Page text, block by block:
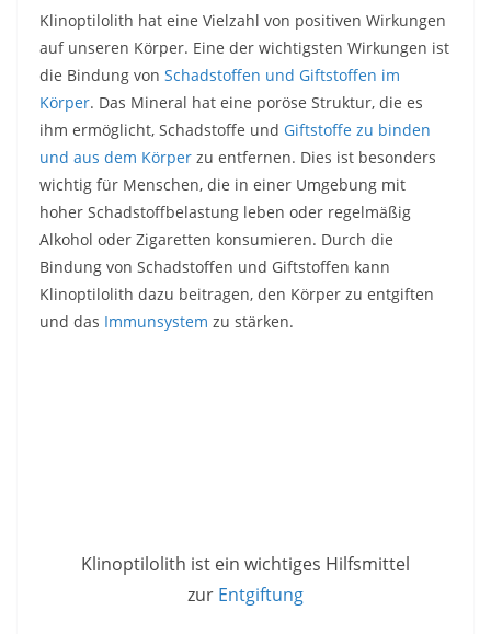
Klinoptilolith hat eine Vielzahl von positiven Wirkungen
auf unseren Körper. Eine der wichtigsten Wirkungen ist
die Bindung von Schadstoffen und Giftstoffen im
Körper. Das Mineral hat eine poröse Struktur, die es
ihm ermöglicht, Schadstoffe und Giftstoffe zu binden
und aus dem Körper zu entfernen. Dies ist besonders
wichtig für Menschen, die in einer Umgebung mit
hoher Schadstoffbelastung leben oder regelmäßig
Alkohol oder Zigaretten konsumieren. Durch die
Bindung von Schadstoffen und Giftstoffen kann
Klinoptilolith dazu beitragen, den Körper zu entgiften
und das Immunsystem zu stärken.
Klinoptilolith ist ein wichtiges Hilfsmittel
zur Entgiftung